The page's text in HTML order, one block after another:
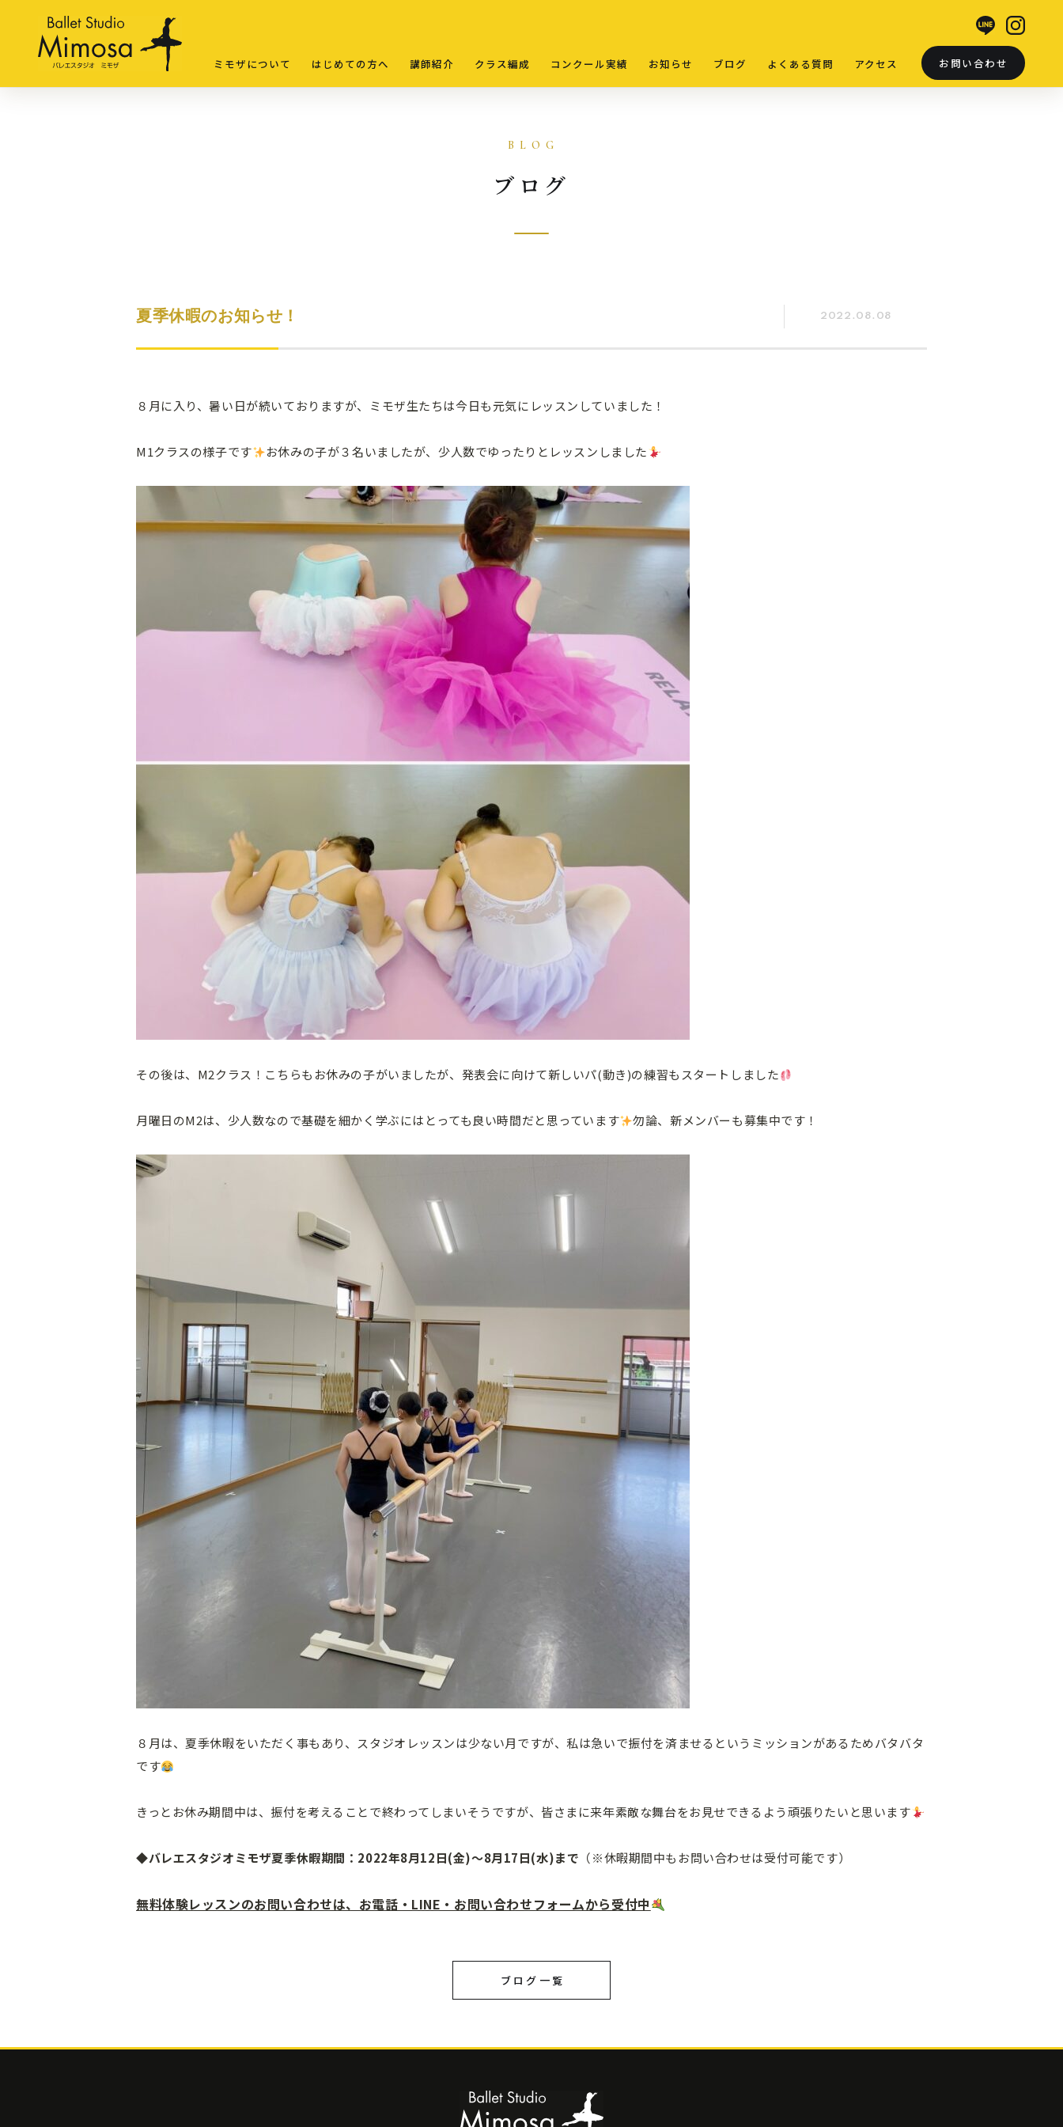
ミモザについて はじめての方へ 講師紹介 クラス編成 コンクール実績 お知らせ ブログ よくある質問 アクセス お問い合わせ
ブログ
夏季休暇のお知らせ！ 2022.08.08
８月に入り、暑い日が続いておりますが、ミモザ生たちは今日も元気にレッスンしていました！
M1クラスの様子です お休みの子が３名いましたが、少人数でゆったりとレッスンしました
その後は、M2クラス！こちらもお休みの子がいましたが、発表会に向けて新しいパ(動き)の練習もスタートしました
月曜日のM2は、少人数なので基礎を細かく学ぶにはとっても良い時間だと思っています 勿論、新メンバーも募集中です！
８月は、夏季休暇をいただく事もあり、スタジオレッスンは少ない月ですが、私は急いで振付を済ませるというミッションがあるためバタバタ
です
きっとお休み期間中は、振付を考えることで終わってしまいそうですが、皆さまに来年素敵な舞台をお見せできるよう頑張りたいと思います
◆バレエスタジオミモザ夏季休暇期間：2022年8月12日(金)〜8月17日(水)まで （※休暇期間中もお問い合わせは受付可能です）
無料体験レッスンのお問い合わせは、お電話・LINE・お問い合わせフォームから受付中
ブログ一覧